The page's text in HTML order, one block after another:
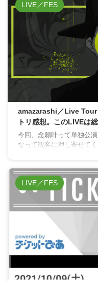
LIVE／FES
amazarashi／Live Tour
トリ感想。このLIVEは総
今回、念願叶って単独公
なって観客に押し寄せて
LIVE／FES